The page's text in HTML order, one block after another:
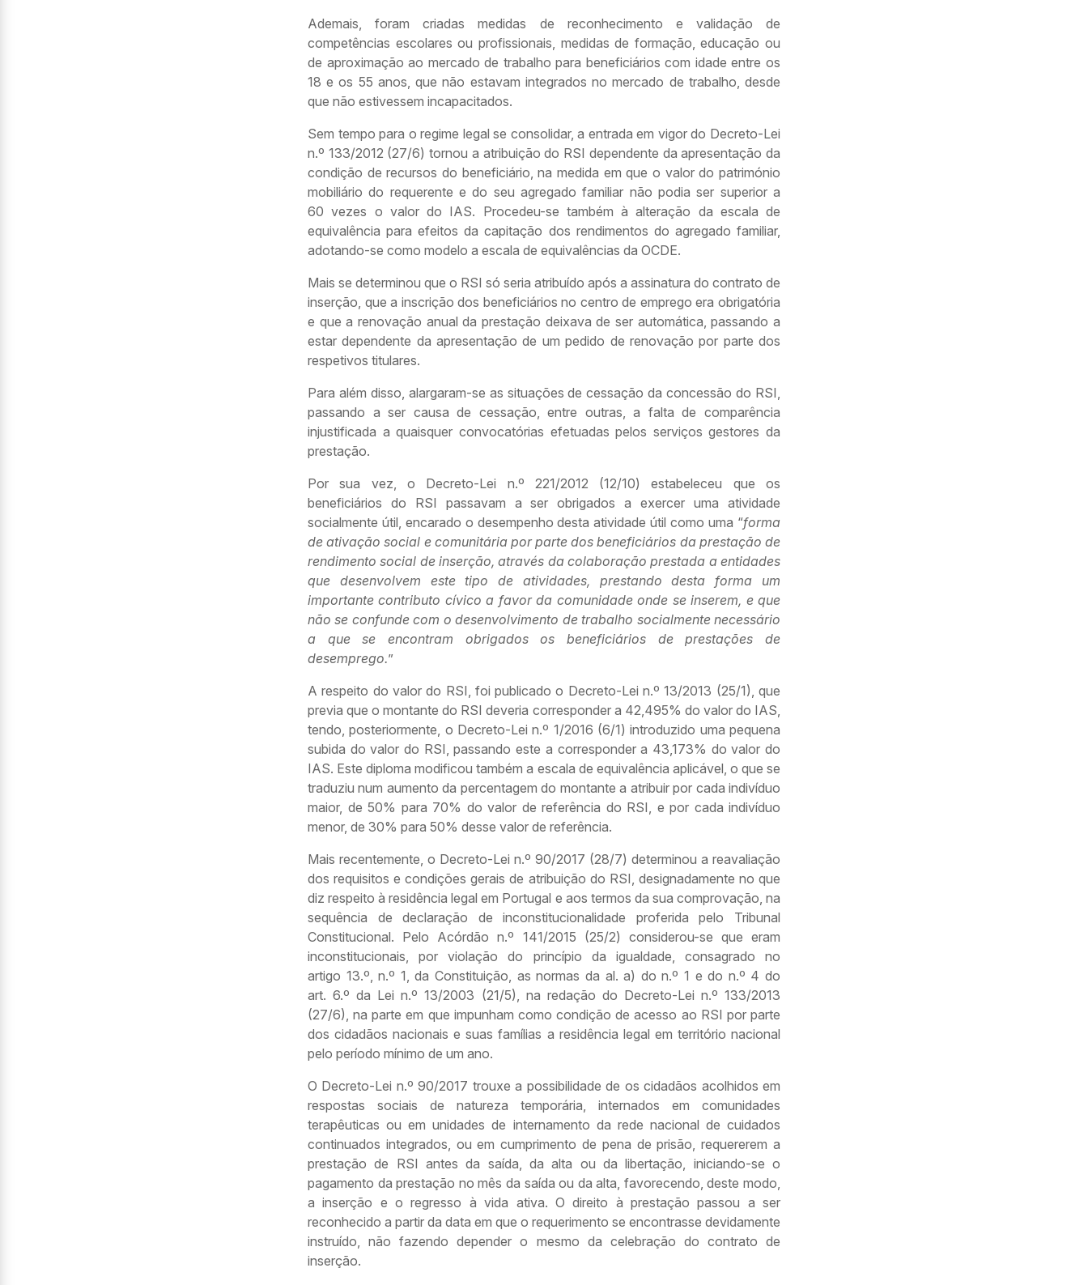
Ademais, foram criadas medidas de reconhecimento e validação de
competências escolares ou profissionais, medidas de formação, educação ou
de aproximação ao mercado de trabalho para beneficiários com idade entre os
18 e os 55 anos, que não estavam integrados no mercado de trabalho, desde
que não estivessem incapacitados.
Sem tempo para o regime legal se consolidar, a entrada em vigor do Decreto-Lei
n.º 133/2012 (27/6) tornou a atribuição do RSI dependente da apresentação da
condição de recursos do beneficiário, na medida em que o valor do património
mobiliário do requerente e do seu agregado familiar não podia ser superior a
60 vezes o valor do IAS. Procedeu-se também à alteração da escala de
equivalência para efeitos da capitação dos rendimentos do agregado familiar,
adotando-se como modelo a escala de equivalências da OCDE.
Mais se determinou que o RSI só seria atribuído após a assinatura do contrato de
inserção, que a inscrição dos beneficiários no centro de emprego era obrigatória
e que a renovação anual da prestação deixava de ser automática, passando a
estar dependente da apresentação de um pedido de renovação por parte dos
respetivos titulares.
Para além disso, alargaram-se as situações de cessação da concessão do RSI,
passando a ser causa de cessação, entre outras, a falta de comparência
injustificada a quaisquer convocatórias efetuadas pelos serviços gestores da
prestação.
Por sua vez, o Decreto-Lei n.º 221/2012 (12/10) estabeleceu que os
beneficiários do RSI passavam a ser obrigados a exercer uma atividade
socialmente útil, encarado o desempenho desta atividade útil como uma “forma
de ativação social e comunitária por parte dos beneficiários da prestação de
rendimento social de inserção, através da colaboração prestada a entidades
que desenvolvem este tipo de atividades, prestando desta forma um
importante contributo cívico a favor da comunidade onde se inserem, e que
não se confunde com o desenvolvimento de trabalho socialmente necessário
a que se encontram obrigados os beneficiários de prestações de
desemprego.”
A respeito do valor do RSI, foi publicado o Decreto-Lei n.º 13/2013 (25/1), que
previa que o montante do RSI deveria corresponder a 42,495% do valor do IAS,
tendo, posteriormente, o Decreto-Lei n.º 1/2016 (6/1) introduzido uma pequena
subida do valor do RSI, passando este a corresponder a 43,173% do valor do
IAS. Este diploma modificou também a escala de equivalência aplicável, o que se
traduziu num aumento da percentagem do montante a atribuir por cada indivíduo
maior, de 50% para 70% do valor de referência do RSI, e por cada indivíduo
menor, de 30% para 50% desse valor de referência.
Mais recentemente, o Decreto-Lei n.º 90/2017 (28/7) determinou a reavaliação
dos requisitos e condições gerais de atribuição do RSI, designadamente no que
diz respeito à residência legal em Portugal e aos termos da sua comprovação, na
sequência de declaração de inconstitucionalidade proferida pelo Tribunal
Constitucional. Pelo Acórdão n.º 141/2015 (25/2) considerou-se que eram
inconstitucionais, por violação do princípio da igualdade, consagrado no
artigo 13.º, n.º 1, da Constituição, as normas da al. a) do n.º 1 e do n.º 4 do
art. 6.º da Lei n.º 13/2003 (21/5), na redação do Decreto-Lei n.º 133/2013
(27/6), na parte em que impunham como condição de acesso ao RSI por parte
dos cidadãos nacionais e suas famílias a residência legal em território nacional
pelo período mínimo de um ano.
O Decreto-Lei n.º 90/2017 trouxe a possibilidade de os cidadãos acolhidos em
respostas sociais de natureza temporária, internados em comunidades
terapêuticas ou em unidades de internamento da rede nacional de cuidados
continuados integrados, ou em cumprimento de pena de prisão, requererem a
prestação de RSI antes da saída, da alta ou da libertação, iniciando-se o
pagamento da prestação no mês da saída ou da alta, favorecendo, deste modo,
a inserção e o regresso à vida ativa. O direito à prestação passou a ser
reconhecido a partir da data em que o requerimento se encontrasse devidamente
instruído, não fazendo depender o mesmo da celebração do contrato de
inserção.